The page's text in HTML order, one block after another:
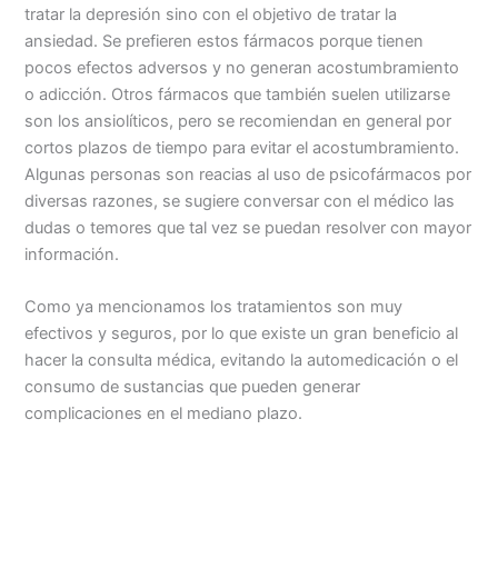
tratar la depresión sino con el objetivo de tratar la
ansiedad. Se prefieren estos fármacos porque tienen
pocos efectos adversos y no generan acostumbramiento
o adicción. Otros fármacos que también suelen utilizarse
son los ansiolíticos, pero se recomiendan en general por
cortos plazos de tiempo para evitar el acostumbramiento.
Algunas personas son reacias al uso de psicofármacos por
diversas razones, se sugiere conversar con el médico las
dudas o temores que tal vez se puedan resolver con mayor
información.
Como ya mencionamos los tratamientos son muy
efectivos y seguros, por lo que existe un gran beneficio al
hacer la consulta médica, evitando la automedicación o el
consumo de sustancias que pueden generar
complicaciones en el mediano plazo.